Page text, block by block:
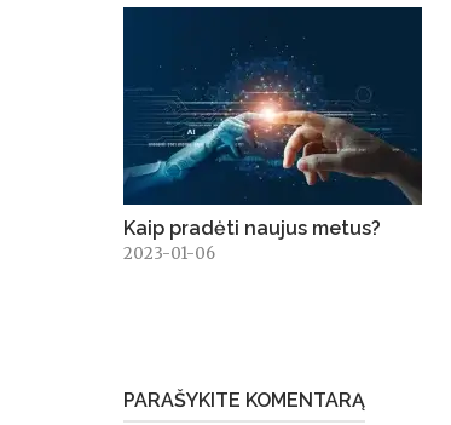
Kaip pradėti naujus metus?
2023-01-06
PARAŠYKITE KOMENTARĄ